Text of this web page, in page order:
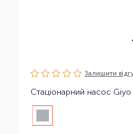
Залишити
Стаціонарний насос